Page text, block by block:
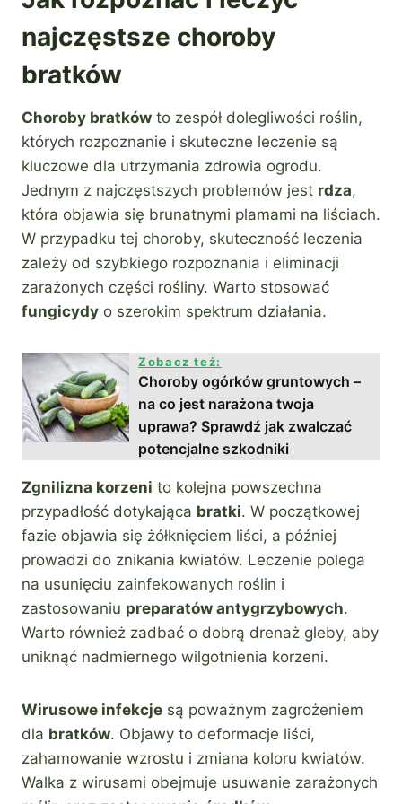
najczęstsze choroby
bratków
Choroby bratków to zespół dolegliwości roślin,
których rozpoznanie i skuteczne leczenie są
kluczowe dla utrzymania zdrowia ogrodu.
Jednym z najczęstszych problemów jest rdza,
która objawia się brunatnymi plamami na liściach.
W przypadku tej choroby, skuteczność leczenia
zależy od szybkiego rozpoznania i eliminacji
zarażonych części rośliny. Warto stosować
fungicydy o szerokim spektrum działania.
Zobacz też:
Choroby ogórków gruntowych –
na co jest narażona twoja
uprawa? Sprawdź jak zwalczać
potencjalne szkodniki
Zgnilizna korzeni to kolejna powszechna
przypadłość dotykająca bratki. W początkowej
fazie objawia się żółknięciem liści, a później
prowadzi do znikania kwiatów. Leczenie polega
na usunięciu zainfekowanych roślin i
zastosowaniu preparatów antygrzybowych.
Warto również zadbać o dobrą drenaż gleby, aby
uniknąć nadmiernego wilgotnienia korzeni.
Wirusowe infekcje są poważnym zagrożeniem
dla bratków. Objawy to deformacje liści,
zahamowanie wzrostu i zmiana koloru kwiatów.
Walka z wirusami obejmuje usuwanie zarażonych